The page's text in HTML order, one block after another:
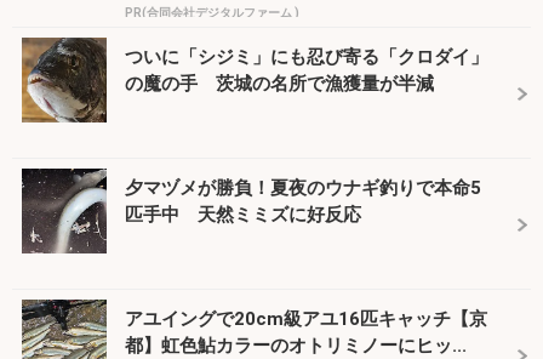
PR(合同会社デジタルファーム )
ついに「シジミ」にも忍び寄る「クロダイ」
の魔の手 茨城の名所で漁獲量が半減
夕マヅメが勝負！夏夜のウナギ釣りで本命5
匹手中 天然ミミズに好反応
アユイングで20cm級アユ16匹キャッチ【京
都】虹色鮎カラーのオトリミノーにヒッ...